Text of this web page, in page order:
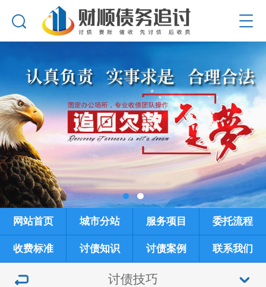
网站首页 城市分站 服务项目 委托流程
收费标准 讨债知识 讨债案例 联系我们
讨债技巧